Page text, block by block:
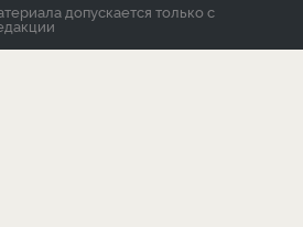
допускается только с